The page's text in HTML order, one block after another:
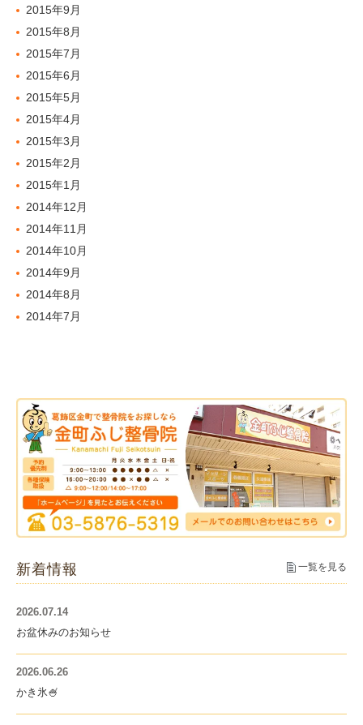
2015年9月
2015年8月
2015年7月
2015年6月
2015年5月
2015年4月
2015年3月
2015年2月
2015年1月
2014年12月
2014年11月
2014年10月
2014年9月
2014年8月
2014年7月
新着情報 一覧を見る
2026.07.14
お盆休みのお知らせ
2026.06.26
かき氷🍧